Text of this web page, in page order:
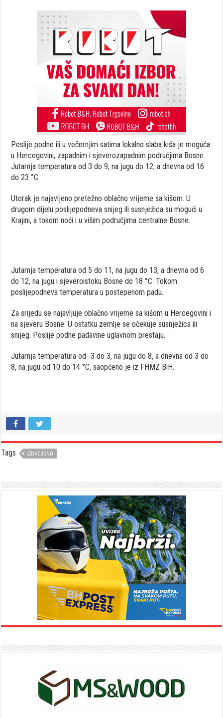
Poslije podne ili u večernjim satima lokalno slaba kiša je moguća
u Hercegovini, zapadnim i sjeverozapadnim područjima Bosne.
Jutarnja temperatura od 3 do 9, na jugu do 12, a dnevna od 16
do 23 °C.
Utorak je najavljeno pretežno oblačno vrijeme sa kišom. U
drugom dijelu poslijepodneva snijeg ili susnježica su mogući u
Krajini, a tokom noći i u višim područjima centralne Bosne.
Jutarnja temperatura od 5 do 11, na jugu do 13, a dnevna od 6
do 12, na jugu i sjeveroistoku Bosne do 18 °C. Tokom
poslijepodneva temperatura u postepenom padu.
Za srijedu se najavljuje oblačno vrijeme sa kišom u Hercegovini i
na sjeveru Bosne. U ostatku zemlje se očekuje susnježica ili
snijeg. Poslije podne padavine uglavnom prestaju.
Jutarnja temperatura od -3 do 3, na jugu do 8, a dnevna od 3 do
8, na jugu od 10 do 14 °C, saopćeno je iz FHMZ BiH.
Tags IZDVOJENO